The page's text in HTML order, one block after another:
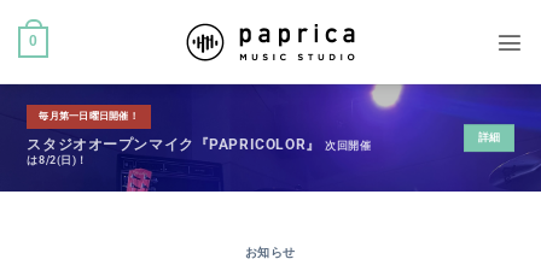
0
毎月第一日曜日開催！
スタジオオープンマイク『PAPRICOLOR』次回開催
は8/2(日)！
詳細
お知らせ